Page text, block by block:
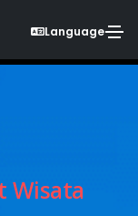
Language
Wisata